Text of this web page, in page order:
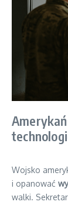
Wojsko
i opanować
walki.